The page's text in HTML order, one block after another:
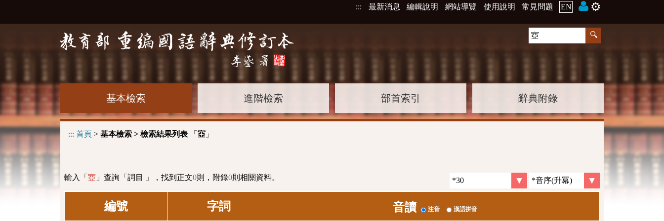
::: 最新消息 編輯說明 網站導覽 使用說明 常見問題 EN ⚙️
基本檢索 進階檢索 部首索引 辭典附錄
::: 首頁 > 基本檢索 > 檢索結果列表 「 㝞 」
輸入「 㝞 」查詢「詞目 」，找到正文0則，附錄0則相關資料。
編號 字詞 音讀 注音 漢語拼音